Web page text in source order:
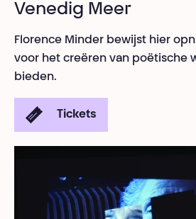
Venedig Meer
Florence Minder bewijst hier
voor het creëren van poëtische
bieden.
Tickets